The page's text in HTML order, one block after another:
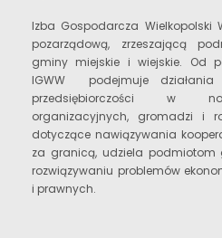
Izba Gospodarcza
pozarządową, zrzeszającą
gminy miejskie i wiejskie. Od
IGWW podejmuje działania
przedsiębiorczości w
organizacyjnych, gromadzi i
dotyczące nawiązywania
za granicą, udziela
rozwiązywaniu problemów
i prawnych.